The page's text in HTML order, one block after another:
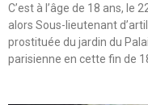
C’est à l’âge de 18 ans,
alors Sous-lieutenant
prostituée du jardin du
parisienne en cette fin de